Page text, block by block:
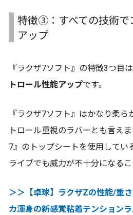
特徴➂：すべての技術で
アップ
『ラクザ7ソフト』の特徴3つ目は
トロール性能アップです。
『ラクザ7ソフト』はかなり柔
トロール重視のラバーとも言え
7』のトップシートを使用してい
ライブでも威力が不十分になるこ
＞＞【卓球】ラクザZの性能/重
カ渾身の新感覚粘着テンションラ